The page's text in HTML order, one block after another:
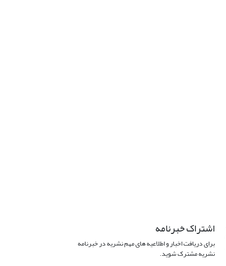
اشتراک خبرنامه
برای دریافت اخبار و اطلاعیه های مهم نشریه در خبرنامه
نشریه مشترک شوید.